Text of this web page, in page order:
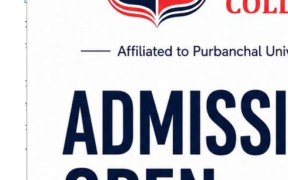
जनकपुरधाम
: अगामी फाल्गुन २१ गते हुने
यादवसहित ५ जनाको नाम धनुषा निर्वाचन क्षेत्र–२ बाट
जसपा नेपाल धनुषा निर्वाचन क्षेत्र नम्बर–२ को क्षेत्रीय
प्रतिनिधिसभाको उम्मेदवार प्रत्यक्षतर्फ ५ जना र
गरेको हो।
ADVERTISEMENT